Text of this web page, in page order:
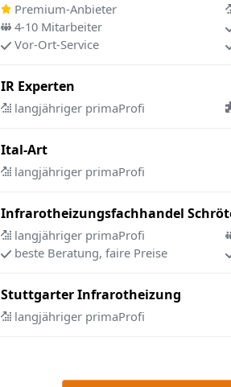
Premium-Anbieter
4-10 Mitarbeiter
Vor-Ort-Service
IR Experten
langjähriger primaProfi
Ital-Art
langjähriger primaProfi
Infrarotheizungsfachhandel
langjähriger primaProfi
beste Beratung, faire Preise
Stuttgarter Infrarotheizung
langjähriger primaProfi